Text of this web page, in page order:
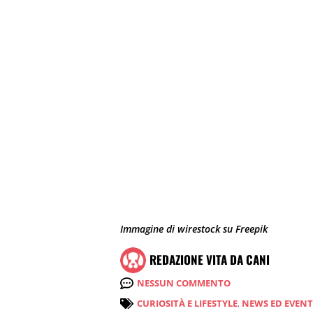
Immagine di wirestock su Freepik
REDAZIONE VITA DA CANI
NESSUN COMMENTO
CURIOSITÀ E LIFESTYLE, NEWS ED